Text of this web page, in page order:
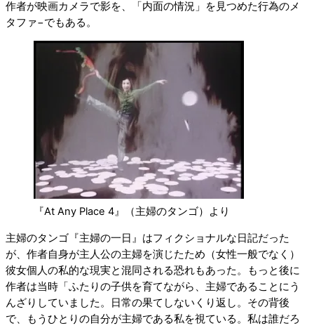
作者が映画カメラで影を、「内面の情況」を見つめた行為のメ
タファ−でもある。
『At Any Place 4』（主婦のタンゴ）より
主婦のタンゴ『主婦の一日』はフィクショナルな日記だった
が、作者自身が主人公の主婦を演じたため（女性一般でなく）
彼女個人の私的な現実と混同される恐れもあった。もっと後に
作者は当時「ふたりの子供を育てながら、主婦であることにう
んざりしていました。日常の果てしないくり返し。その背後
で、もうひとりの自分が主婦である私を視ている。私は誰だろ